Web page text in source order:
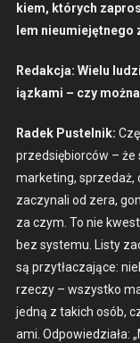
kiem, których
lem nieu­miejęt­nego
Redakc­ja: Wielu
iązka­mi – czy
Radek Pustel­nik:
przed­siębior­ców – że
mar­ket­ing, sprzedaż,
zaczy­nali od zera,
za czym. To nie
bez sys­te­mu. Listy
są przytłacza­jące:
rzeczy – wszys­tko
jed­ną z takich osób,
a­mi. Odpowiedzi­ała: